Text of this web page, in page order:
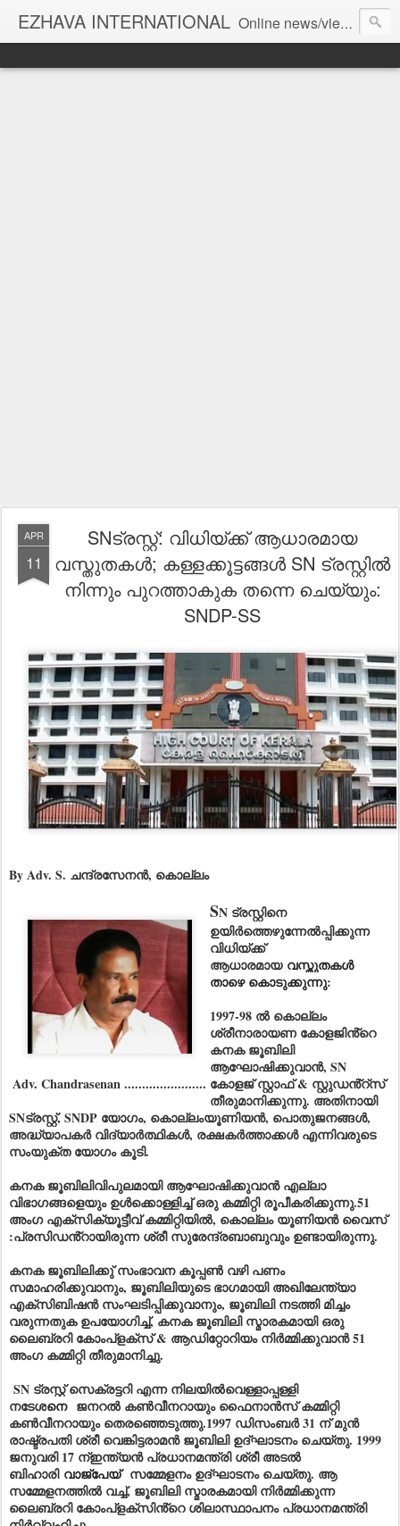
EZHAVA INTERNATIONAL Online news/views JOURNAL... Connecting the community worldwide Editorial Director: Prem Chandran
APR
11
SNട്രസ്റ്റ്: വിധിയ്ക്ക് ആധാരമായ
വസ്തുതകൾ; കള്ളക്കൂട്ടങ്ങൾ SN ട്രസ്റ്റിൽ
നിന്നും പുറത്താകുക തന്നെ ചെയ്യും:
SNDP-SS
By Adv. S. ചന്ദ്രസേനൻ, കൊല്ലം
Adv. Chandrasenan .......................
SN ട്രസ്റ്റിനെ
ഉയിർത്തെഴുന്നേൽപ്പിക്കുന്ന
വിധിയ്ക്ക്
ആധാരമായ വസ്തുതകൾ
താഴെ കൊടുക്കുന്നു:
1997-98 ൽ കൊല്ലം
ശ്രീനാരായണ കോളജിൻ്റെ
കനക ജൂബിലി
ആഘോഷിക്കുവാൻ, SN
കോളജ് സ്റ്റാഫ് & സ്റ്റുഡൻ്റ്സ്
തീരുമാനിക്കുന്നു. അതിനായി
SNട്രസ്റ്റ്, SNDP യോഗം, കൊല്ലംയൂണിയൻ, പൊതുജനങ്ങൾ,
അദ്ധ്യാപകർ വിദ്യാർത്ഥികൾ, രക്ഷകർത്താക്കൾ എന്നിവരുടെ
സംയുക്ത യോഗം കൂടി.
കനക ജൂബിലിവിപുലമായി ആഘോഷിക്കുവാൻ എല്ലാ
വിഭാഗങ്ങളെയും ഉൾക്കൊള്ളിച്ച് ഒരു കമ്മിറ്റി രൂപീകരിക്കുന്നു.51
അംഗ എക്സിക്യൂട്ടീവ് കമ്മിറ്റിയിൽ, കൊല്ലം യൂണിയൻ വൈസ്
:പ്രസിഡൻ്റായിരുന്ന ശ്രീ സുരേന്ദ്രബാബുവും ഉണ്ടായിരുന്നു.
കനക ജൂബിലിക്കു് സംഭാവന കൂപ്പൺ വഴി പണം
സമാഹരിക്കുവാനും, ജൂബിലിയുടെ ഭാഗമായി അഖിലേന്ത്യാ
എക്സിബിഷൻ സംഘടിപ്പിക്കുവാനും, ജൂബിലി നടത്തി മിച്ചം
വരുന്നതുക ഉപയോഗിച്ച്, കനക ജൂബിലി സ്മാരകമായി ഒരു
ലൈബ്രറി കോംപ്ളക്സ് & ആഡിറ്റോറിയം നിർമ്മിക്കുവാൻ 51
അംഗ കമ്മിറ്റി തീരുമാനിച്ചു.
SN ട്രസ്റ്റ് സെക്രട്ടറി എന്ന നിലയിൽവെള്ളാപ്പള്ളി
നടേശനെ ജനറൽ കൺവീനറായും ഫൈനാൻസ് കമ്മിറ്റി
കൺവീനറായും തെരഞ്ഞെടുത്തു.1997 ഡിസംബർ 31 ന് മുൻ
രാഷ്ട്രപതി ശ്രീ വെങ്കിട്ടരാമൻ ജൂബിലി ഉദ്ഘാടനം ചെയ്തു. 1999
ജനുവരി 17 ന്ഇന്ത്യൻ പ്രധാനമന്ത്രി ശ്രീ അടൽ
ബിഹാരി വാജ്‌പേയ്‌ സമ്മേളനം ഉദ്ഘാടനം ചെയ്തു. ആ
സമ്മേളനത്തിൽ വച്ച്, ജൂബിലി സ്മാരകമായി നിർമ്മിക്കുന്ന
ലൈബ്രറി കോംപ്ളക്സിൻ്റെ ശിലാസ്ഥാപനം പ്രധാനമന്ത്രി